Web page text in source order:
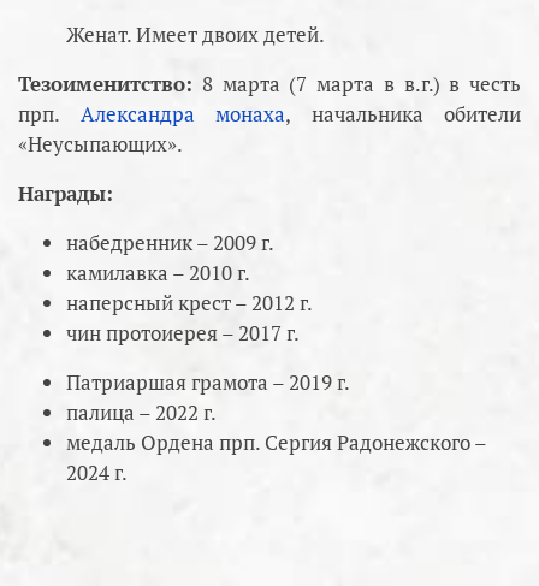
Женат. Имеет двоих детей.
Тезоименитство: 8 марта (7 марта в в.г.) в честь
прп. Александра монаха, начальника обители
«Неусыпающих».
Награды:
набедренник – 2009 г.
камилавка – 2010 г.
наперсный крест – 2012 г.
чин протоиерея – 2017 г.
Патриаршая грамота – 2019 г.
палица – 2022 г.
медаль Ордена прп. Сергия Радонежского –
2024 г.